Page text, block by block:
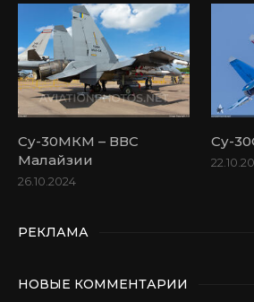
Су-30МКМ – ВВС
Малайзии
26.10.2024
Су-
РЕКЛАМА
НОВЫЕ КОММЕНТАРИИ